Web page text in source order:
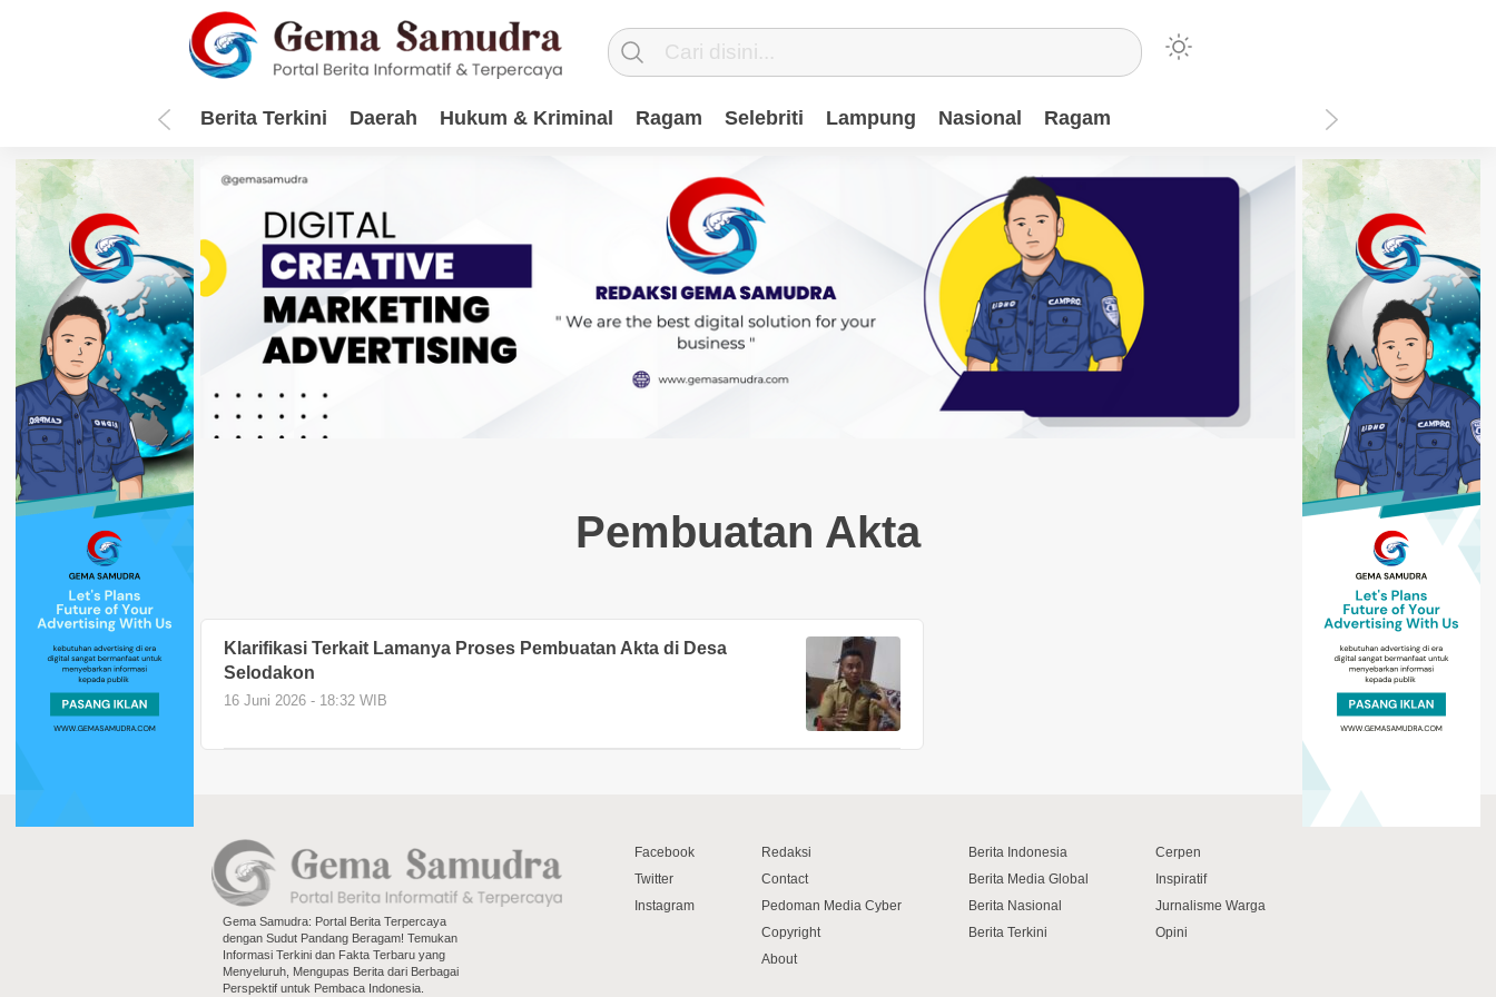
Berita Terkini Daerah Hukum & Kriminal Ragam Selebriti Lampung Nasional Ragam
Pembuatan Akta
Klarifikasi Terkait Lamanya Proses Pembuatan Akta di Desa
Selodakon
16 Juni 2026 - 18:32 WIB
Gema Samudra: Portal Berita Terpercaya
dengan Sudut Pandang Beragam! Temukan
Informasi Terkini dan Fakta Terbaru yang
Menyeluruh, Mengupas Berita dari Berbagai
Perspektif untuk Pembaca Indonesia.
Facebook
Twitter
Instagram
Redaksi
Contact
Pedoman Media Cyber
Copyright
About
Berita Indonesia
Berita Media Global
Berita Nasional
Berita Terkini
Cerpen
Inspiratif
Jurnalisme Warga
Opini